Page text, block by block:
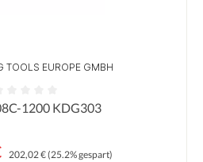
TOOLS EUROPE GMBH
von 0 von 5 Sternen
1200 KDG303
202,02 €(25.2% gespart)